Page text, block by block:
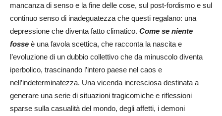
mancanza di senso e la fine delle cose, sul post-fordismo e sul
continuo senso di inadeguatezza che questi regalano: una
depressione che diventa fatto climatico. Come se niente
fosse è una favola scettica, che racconta la nascita e
l’evoluzione di un dubbio collettivo che da minuscolo diventa
iperbolico, trascinando l’intero paese nel caos e
nell’indeterminatezza. Una vicenda incresciosa destinata a
generare una serie di situazioni tragicomiche e riflessioni
sparse sulla casualità del mondo, degli affetti, i demoni